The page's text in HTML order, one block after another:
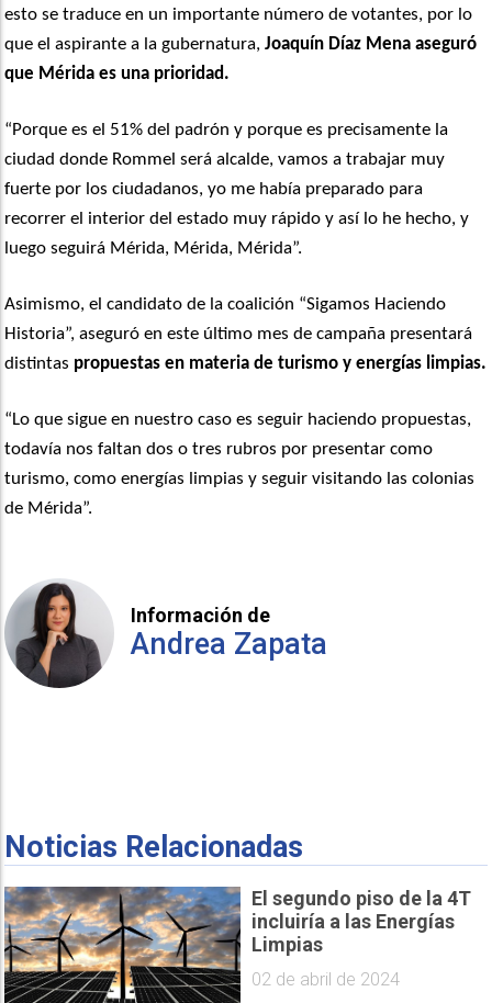
esto se traduce en un importante número de votantes, por lo
que el aspirante a la gubernatura,Joaquín Díaz Mena aseguró
que Mérida es una prioridad.
“Porque es el 51% del padrón y porque es precisamente la
ciudad donde Rommel será alcalde, vamos a trabajar muy
fuerte por los ciudadanos, yo me había preparado para
recorrer el interior del estado muy rápido y así lo he hecho, y
luego seguirá Mérida, Mérida, Mérida”.
Asimismo, el candidato de la coalición “Sigamos Haciendo
Historia”, aseguró en este último mes de campaña presentará
distintas propuestas en materia de turismo y energías limpias.
“Lo que sigue en nuestro caso es seguir haciendo propuestas,
todavía nos faltan dos o tres rubros por presentar como
turismo, como energías limpias y seguir visitando las colonias
de Mérida”.
Información de
Andrea Zapata
Noticias Relacionadas
El segundo piso de la 4T
incluiría a las Energías
Limpias
02 de abril de 2024